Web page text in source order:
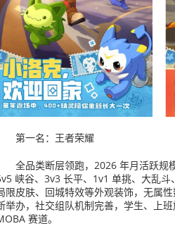
第一名：王者荣耀
全品类断层领跑，2026 年月活跃规
峡谷、3v3 长平、1v1 单挑、大乱
限皮肤、回城特效等外观装饰，无属
举办，社交组队机制完善，学生、上
赛道。